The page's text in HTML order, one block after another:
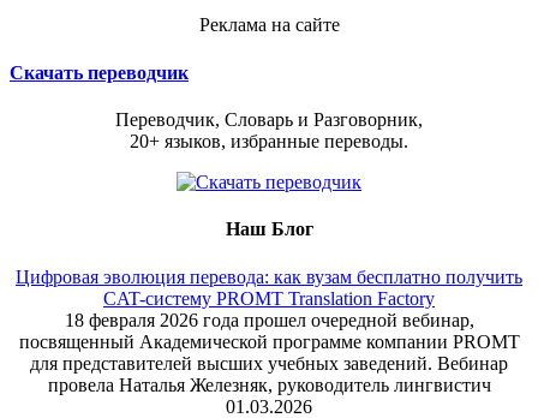
Реклама на сайте
Скачать переводчик
Переводчик, Словарь и Разговорник,
20+ языков, избранные переводы.
Наш Блог
Цифровая эволюция перевода: как вузам бесплатно получить
CAT-систему PROMT Translation Factory
18 февраля 2026 года прошел очередной вебинар,
посвященный Академической программе компании PROMT
для представителей высших учебных заведений. Вебинар
провела Наталья Железняк, руководитель лингвистич
01.03.2026